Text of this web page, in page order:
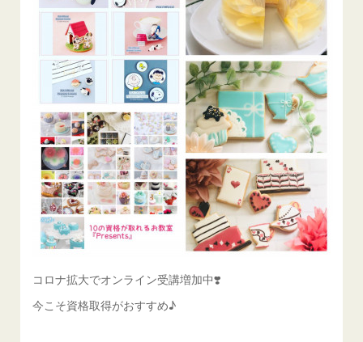
コロナ拡大でオンライン受講増加中❣️
今こそ資格取得がおすすめ♪